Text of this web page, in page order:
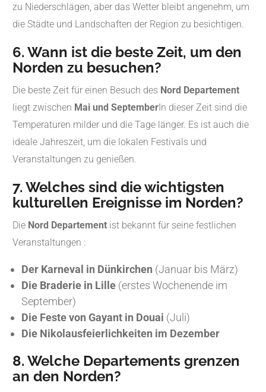
zu Niederschlägen, aber das Wetter bleibt angenehm, um
die Städte und Landschaften der Region zu besichtigen.
6. Wann ist die beste Zeit, um den
Norden zu besuchen?
Die beste Zeit für einen Besuch des Nord Departement
liegt zwischen Mai und SeptemberIn dieser Zeit sind die
Temperaturen milder und die Tage länger. Es ist auch die
ideale Jahreszeit, um die lokalen Festivals und
Veranstaltungen zu genießen.
7. Welches sind die wichtigsten
kulturellen Ereignisse im Norden?
Die Nord Departement ist bekannt für seine festlichen
Veranstaltungen :
Der Karneval in Dünkirchen (Januar bis März)
Die Braderie in Lille (erstes Wochenende im
September)
Die Feste von Gayant in Douai (Juli)
Die Nikolausfeierlichkeiten im Dezember
8. Welche Departements grenzen
an den Norden?